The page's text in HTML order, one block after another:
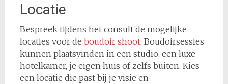
Locatie
Bespreek tijdens het consult de mogelijke
locaties voor de boudoir shoot. Boudoirsessies
kunnen plaatsvinden in een studio, een luxe
hotelkamer, je eigen huis of zelfs buiten. Kies
een locatie die past bij je visie en